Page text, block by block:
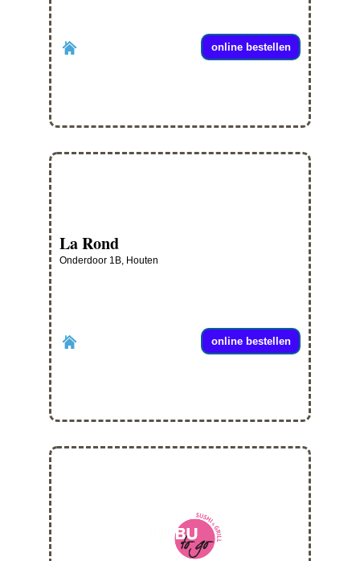
online bestellen
La Rond
Onderdoor 1B, Houten
online bestellen